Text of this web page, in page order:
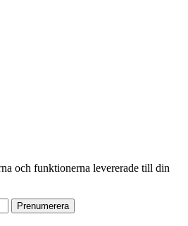
och funktionerna levererade till din
Prenumerera